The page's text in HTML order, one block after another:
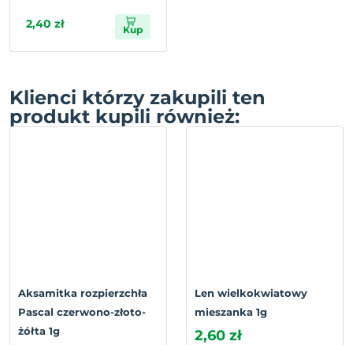
2,40 zł Kup
Klienci którzy zakupili ten
produkt kupili również:
Aksamitka rozpierzchła
Pascal czerwono-złoto-
żółta 1g
Len wielkokwiatowy
mieszanka 1g
2,60 zł